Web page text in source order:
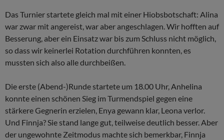
Das Turnier startete gleich mal mit einer Hiobsbotschaft: Alina
war zwar mit angereist, war aber angeschlagen. Wir hofften auf
Besserung, aber ein Einsatz war bis zum Schluss nicht möglich,
so dass wir keinerlei Rotation durchführen konnten, es
mussten sich also alle durchbeißen.
Die erste (Abend-)Runde startete um 18.00 Uhr, Anhelina
konnte einen schönen Sieg im Turmendspiel gegen eine
stärkere Gegnerin erzielen, Enya gewann klar, Leona verlor.
Und Finnja? Sie stand lange gut, teilweise deutlich besser. Aber
der ungewohnte Zeitmodus machte sich bemerkbar, Finnja